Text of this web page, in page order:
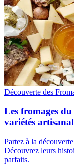
Découverte des
Les fromages
variétés
Partez à la
Découvrez leurs
parfaits.